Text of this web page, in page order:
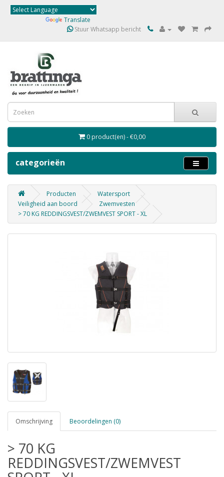
Translate
Stuur Whatsapp bericht
0 product(en) - €0,00
categorieën
Producten
Watersport
Veiligheid aan boord
Zwemvesten
> 70 KG REDDINGSVEST/ZWEMVEST SPORT - XL
Omschrijving Beoordelingen (0)
> 70 KG
REDDINGSVEST/ZWEMVEST